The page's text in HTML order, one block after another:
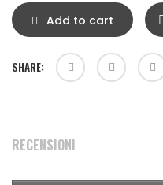
Add to cart
SHARE:
RECENSIONI